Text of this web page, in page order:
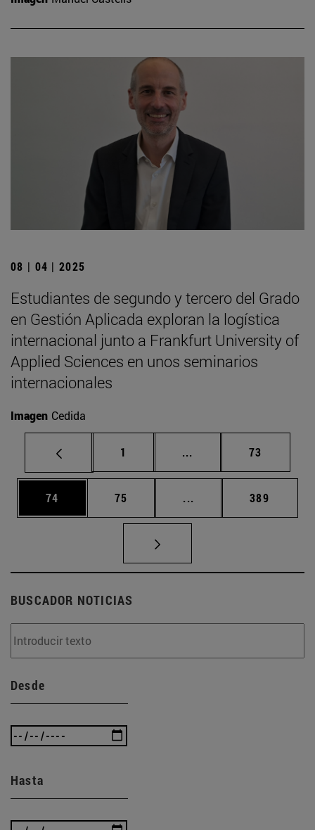
08 | 04 | 2025
Estudiantes de segundo y tercero del Grado
en Gestión Aplicada exploran la logística
internacional junto a Frankfurt University of
Applied Sciences en unos seminarios
internacionales
Imagen Cedida
Página
1 ... Páginas intermedias
Página
73
Página
74 Página
75 ... Páginas intermedias
Página
389
BUSCADOR NOTICIAS
Desde
Hasta